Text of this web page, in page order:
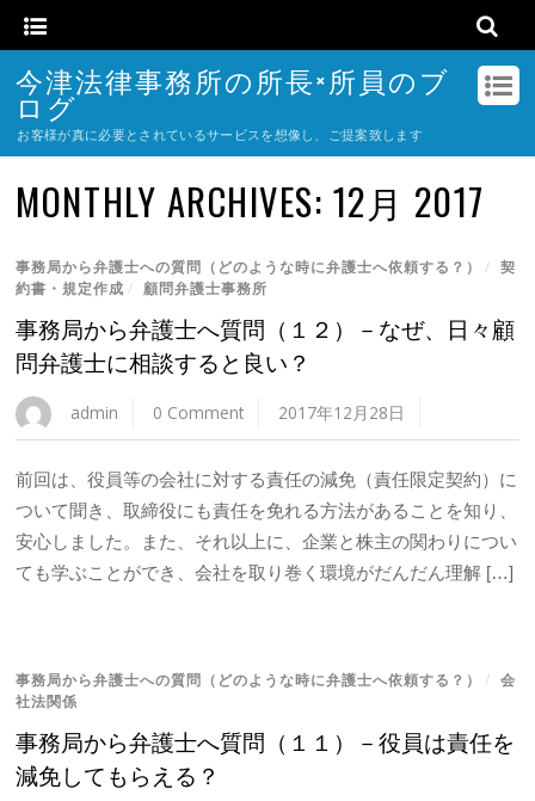
今津法律事務所の所長×所員のブ
ログ
お客様が真に必要とされているサービスを想像し、ご提案致します
MONTHLY ARCHIVES: 12月 2017
事務局から弁護士への質問（どのような時に弁護士へ依頼する？） / 契
約書・規定作成 / 顧問弁護士事務所
事務局から弁護士へ質問（１２）－なぜ、日々顧
問弁護士に相談すると良い？
admin 0 Comment 2017年12月28日
前回は、役員等の会社に対する責任の減免（責任限定契約）に
ついて聞き、取締役にも責任を免れる方法があることを知り、
安心しました。また、それ以上に、企業と株主の関わりについ
ても学ぶことができ、会社を取り巻く環境がだんだん理解 […]
事務局から弁護士への質問（どのような時に弁護士へ依頼する？） / 会
社法関係
事務局から弁護士へ質問（１１）－役員は責任を
減免してもらえる？